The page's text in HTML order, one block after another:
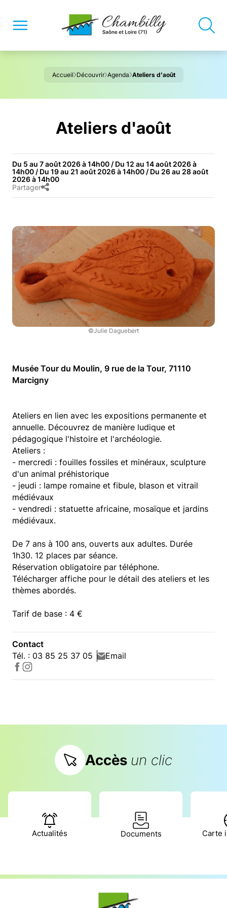
Accueil Découvrir Agenda Ateliers d'août
Ateliers d'août
Du 5 au 7 août 2026 à 14h00 / Du 12 au 14 août 2026 à
14h00 / Du 19 au 21 août 2026 à 14h00 / Du 26 au 28 août
2026 à 14h00
Partager
©Julie Daguebert
Musée Tour du Moulin, 9 rue de la Tour, 71110
Marcigny
Ateliers en lien avec les expositions permanente et
annuelle. Découvrez de manière ludique et
pédagogique l'histoire et l'archéologie.
Ateliers :
- mercredi : fouilles fossiles et minéraux, sculpture
d'un animal préhistorique
- jeudi : lampe romaine et fibule, blason et vitrail
médiévaux
- vendredi : statuette africaine, mosaïque et jardins
médiévaux.
De 7 ans à 100 ans, ouverts aux adultes. Durée
1h30. 12 places par séance.
Réservation obligatoire par téléphone.
Télécharger affiche pour le détail des ateliers et les
thèmes abordés.
Tarif de base : 4 €
Contact
Tél. : 03 85 25 37 05
Email
Accès un clic
Actualités Documents Carte